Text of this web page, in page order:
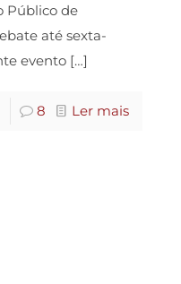
Público de
até sexta-
evento[…]
8 Ler mais